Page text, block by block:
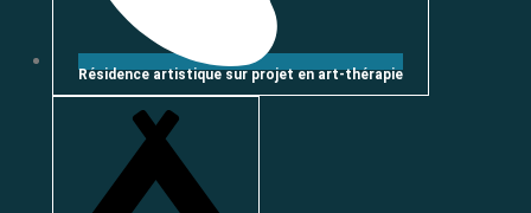
Résidence artistique sur projet en art-thérapie